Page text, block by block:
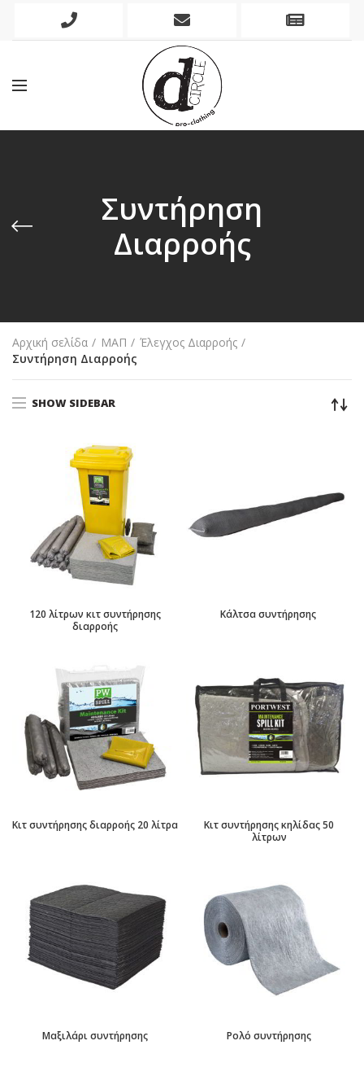
Phone
Mobile
Συντήρηση
Διαρροής
Αρχική σελίδα ΜΑΠ
Έλεγχος Διαρροής
Συντήρηση Διαρροής
SHOW SIDEBAR
120 λίτρων κιτ συντήρησης
διαρροής
Κάλτσα συντήρησης
Κιτ συντήρησης διαρροής 20 λίτρα
Κιτ συντήρησης κηλίδας 50
λίτρων
Μαξιλάρι συντήρησης Ρολό συντήρησης